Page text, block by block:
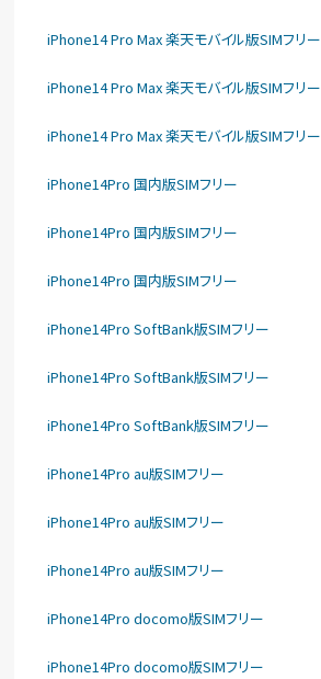
iPhone14 Pro Max 楽天モバイル版SIMフリー
iPhone14 Pro Max 楽天モバイル版SIMフリー
iPhone14 Pro Max 楽天モバイル版SIMフリー
iPhone14Pro 国内版SIMフリー
iPhone14Pro 国内版SIMフリー
iPhone14Pro 国内版SIMフリー
iPhone14Pro SoftBank版SIMフリー
iPhone14Pro SoftBank版SIMフリー
iPhone14Pro SoftBank版SIMフリー
iPhone14Pro au版SIMフリー
iPhone14Pro au版SIMフリー
iPhone14Pro au版SIMフリー
iPhone14Pro docomo版SIMフリー
iPhone14Pro docomo版SIMフリー